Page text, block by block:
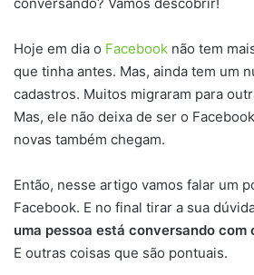
Hoje em dia o Facebook não tem
que tinha antes. Mas, ainda tem um
cadastros. Muitos migraram para
Mas, ele não deixa de ser o
novas também chegam.
Então, nesse artigo vamos falar um
Facebook. E no final tirar a sua
uma pessoa está conversando com
E outras coisas que são pontuais.